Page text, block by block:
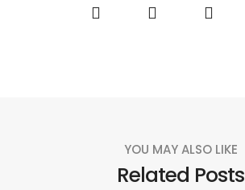
YOU MAY ALSO LIKE
Related Posts